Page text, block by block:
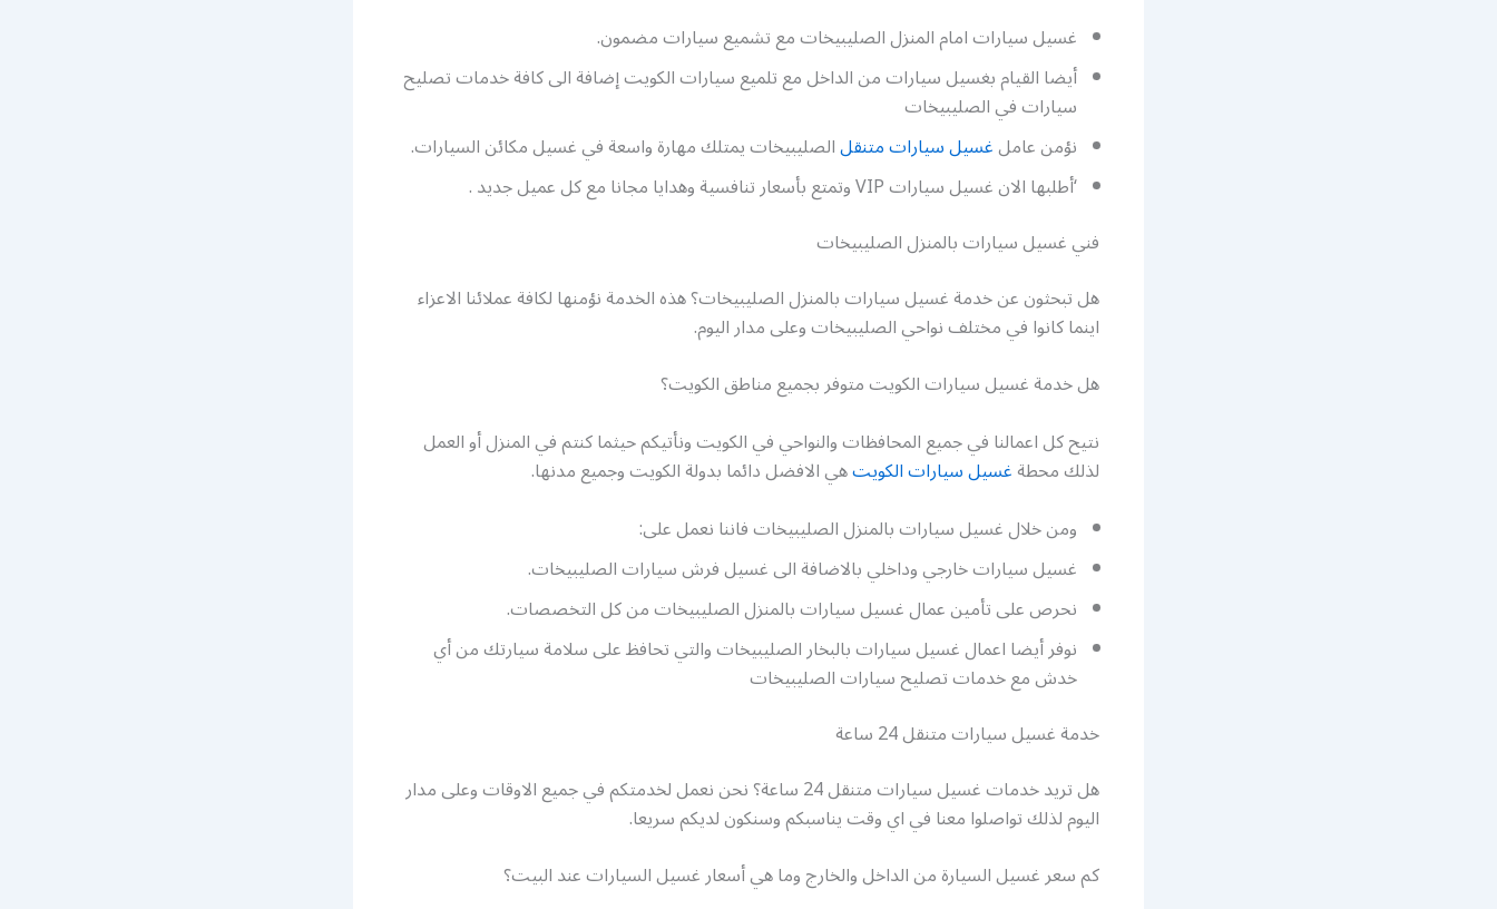
غسيل سيارات امام المنزل الصليبيخات مع تشميع سيارات مضمون.
أيضا القيام بغسيل سيارات من الداخل مع تلميع سيارات الكويت إضافة الى كافة خدمات تصليح
سيارات في الصليبيخات
نؤمن عاملغسيل سيارات متنقلالصليبيخات يمتلك مهارة واسعة في غسيل مكائن السيارات.
‘أطلبها الان غسيل سيارات VIP وتمتع بأسعار تنافسية وهدايا مجانا مع كل عميل جديد .
فني غسيل سيارات بالمنزل الصليبيخات
هل تبحثون عن خدمة غسيل سيارات بالمنزل الصليبيخات؟ هذه الخدمة نؤمنها لكافة عملائنا الاعزاء
اينما كانوا في مختلف نواحي الصليبيخات وعلى مدار اليوم.
هل خدمة غسيل سيارات الكويت متوفر بجميع مناطق الكويت؟
نتيح كل اعمالنا في جميع المحافظات والنواحي في الكويت ونأتيكم حيثما كنتم في المنزل أو العمل
لذلك محطةغسيل سيارات الكويتهي الافضل دائما بدولة الكويت وجميع مدنها.
ومن خلال غسيل سيارات بالمنزل الصليبيخات فاننا نعمل على:
غسيل سيارات خارجي وداخلي بالاضافة الى غسيل فرش سيارات الصليبيخات.
نحرص على تأمين عمال غسيل سيارات بالمنزل الصليبيخات من كل التخصصات.
نوفر أيضا اعمال غسيل سيارات بالبخار الصليبيخات والتي تحافظ على سلامة سيارتك من أي
خدش مع خدمات تصليح سيارات الصليبيخات
خدمة غسيل سيارات متنقل 24 ساعة
هل تريد خدمات غسيل سيارات متنقل 24 ساعة؟ نحن نعمل لخدمتكم في جميع الاوقات وعلى مدار
اليوم لذلك تواصلوا معنا في اي وقت يناسبكم وسنكون لديكم سريعا.
كم سعر غسيل السيارة من الداخل والخارج وما هي أسعار غسيل السيارات عند البيت؟